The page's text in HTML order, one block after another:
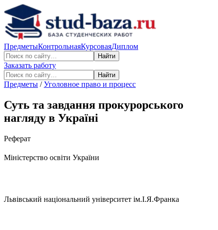
ПредметыКонтрольнаяКурсоваяДиплом
Найти
Заказать работу
Найти
Предметы /Уголовное право и процесс
Суть та завдання прокурорського
нагляду в Україні
Реферат
Міністерство освіти України
Львівський національний університет ім.І.Я.Франка